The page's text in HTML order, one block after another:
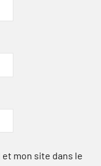
mon site dans le